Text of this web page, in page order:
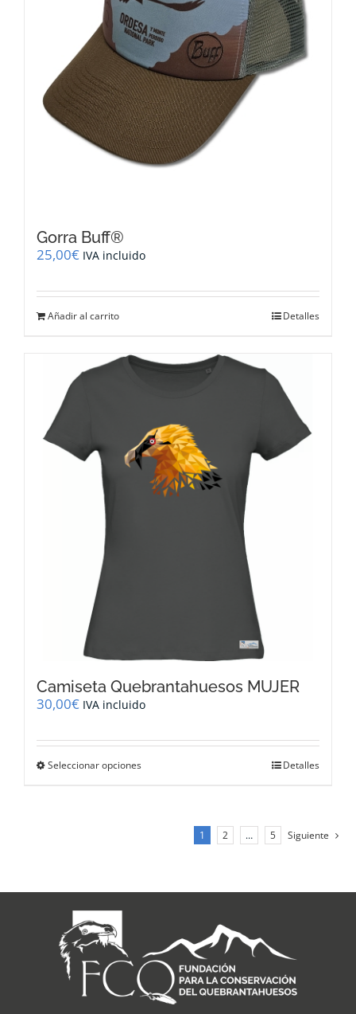
Gorra Buff®
25,00€ IVA incluido
Añadir al carrito Detalles
Camiseta Quebrantahuesos MUJER
30,00€ IVA incluido
Seleccionar opciones
variantes.
pueden
página
de
producto
Detalles
1 2 … 5 Siguiente